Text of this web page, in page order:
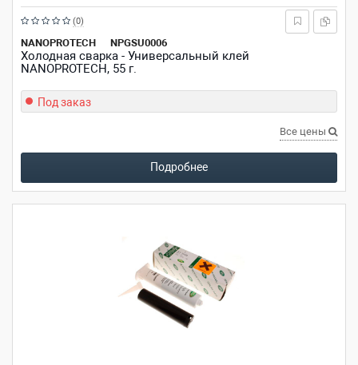
NANOPROTECH NPGSU0006
Холодная сварка - Универсальный клей
NANOPROTECH, 55 г.
Рейтинг:
из
5
звезд
(0)
Под заказ
Все цены
Подробнее